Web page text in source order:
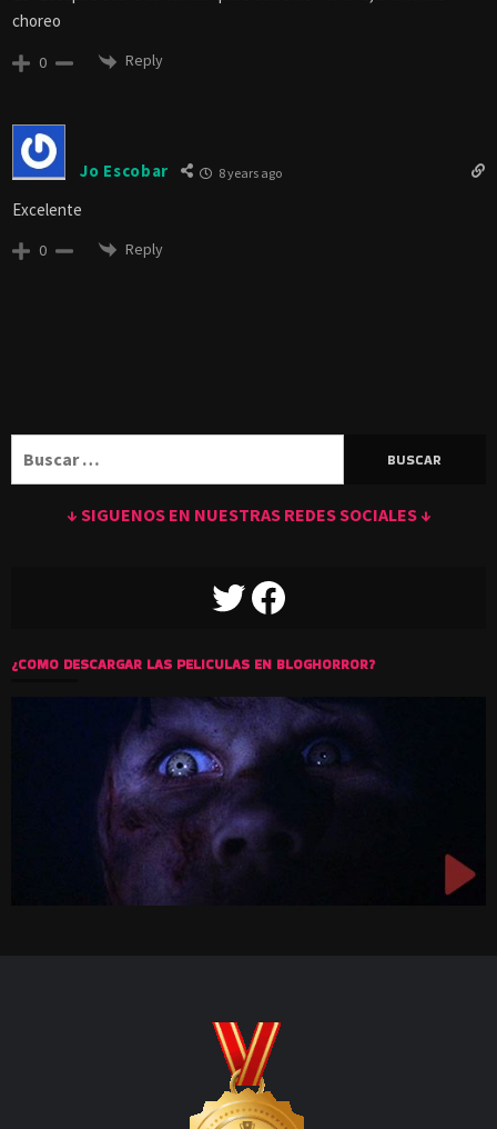
choreo
0 Reply
Jo Escobar 8 years ago
Excelente
0 Reply
↓ SIGUENOS EN NUESTRAS REDES SOCIALES ↓
TWITTERFACEBOOK
¿COMO DESCARGAR LAS PELICULAS EN BLOGHORROR?